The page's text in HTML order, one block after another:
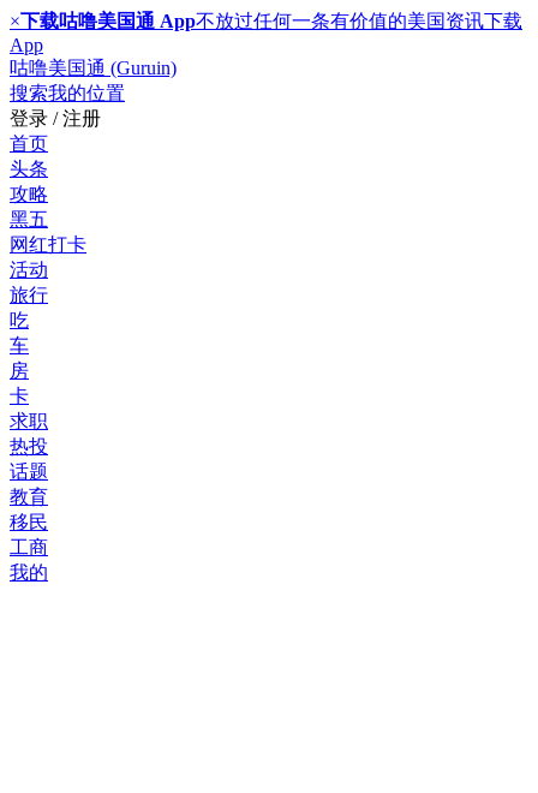
×下载咕噜美国通 App不放过任何一条有价值的美国资讯下载
App
咕噜美国通 (Guruin)
搜索我的位置
登录 / 注册
首页
头条
攻略
黑五
网红打卡
活动
旅行
吃
车
房
卡
求职
热投
话题
教育
移民
工商
我的